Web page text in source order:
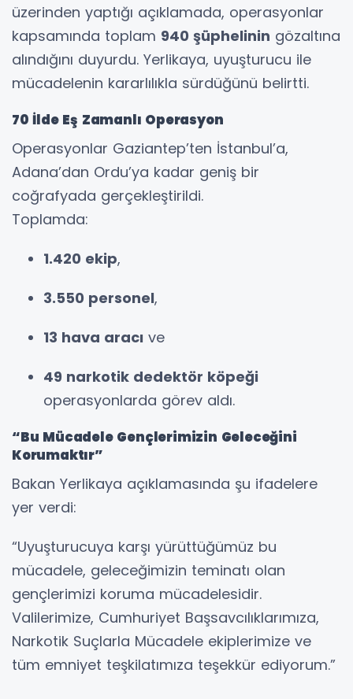
üzerinden yaptığı açıklamada, operasyonlar
kapsamında toplam 940 şüphelinin gözaltına
alındığını duyurdu. Yerlikaya, uyuşturucu ile
mücadelenin kararlılıkla sürdüğünü belirtti.
70 İlde Eş Zamanlı Operasyon
Operasyonlar Gaziantep’ten İstanbul’a,
Adana’dan Ordu’ya kadar geniş bir
coğrafyada gerçekleştirildi.
Toplamda:
1.420 ekip,
3.550 personel,
13 hava aracı ve
49 narkotik dedektör köpeği
operasyonlarda görev aldı.
“Bu Mücadele Gençlerimizin Geleceğini
Korumaktır”
Bakan Yerlikaya açıklamasında şu ifadelere
yer verdi:
“Uyuşturucuya karşı yürüttüğümüz bu
mücadele, geleceğimizin teminatı olan
gençlerimizi koruma mücadelesidir.
Valilerimize, Cumhuriyet Başsavcılıklarımıza,
Narkotik Suçlarla Mücadele ekiplerimize ve
tüm emniyet teşkilatımıza teşekkür ediyorum.”